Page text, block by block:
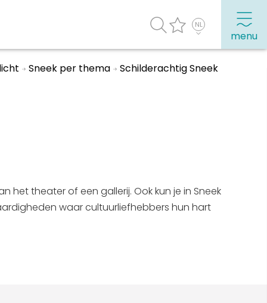
menu
Overnachten in Sneek
Citygame Escapegame Sneek
Sneek per thema Schilderachtig Sneek
het theater of een gallerij. Ook kun je in Sneek
waar cultuurliefhebbers hun hart